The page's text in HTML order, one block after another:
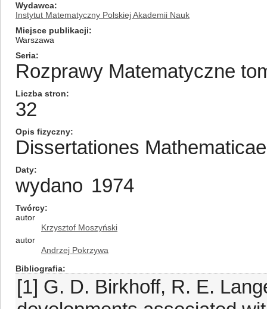
Wydawca
Instytut Matematyczny Polskiej Akademii Nauk
Miejsce publikacji
Warszawa
Seria
Rozprawy Matematyczne
Liczba stron
32
Opis fizyczny
Dissertationes
Daty
wydano 1974
Twórcy
autor
Krzysztof Moszyński
autor
Andrzej Pokrzywa
Bibliografia
[1] G. D. Birkhoff, R. E.